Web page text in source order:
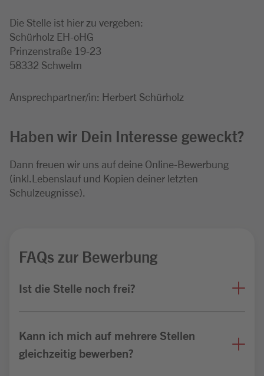
Die Stelle ist hier zu vergeben:
Schürholz EH-oHG
Prinzenstraße 19-23
58332 Schwelm
Ansprechpartner/in: Herbert Schürholz
Haben wir Dein Interesse geweckt?
Dann freuen wir uns auf deine Online-Bewerbung
(inkl.Lebenslauf und Kopien deiner letzten
Schulzeugnisse).
FAQs zur Bewerbung
Ist die Stelle noch frei?
Kann ich mich auf mehrere Stellen
gleichzeitig bewerben?